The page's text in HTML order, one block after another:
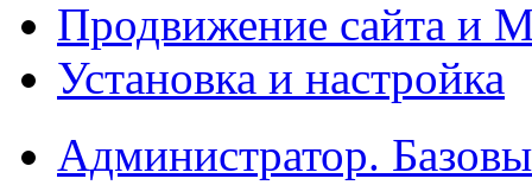
Продвижение сайта и
Установка и настройка
Администратор.